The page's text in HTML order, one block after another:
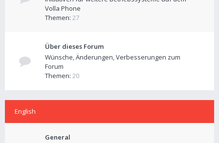
Volla Phone
Themen: 27
Über dieses Forum
Wünsche, Änderungen, Verbesserungen zum
Forum
Themen: 20
English
General